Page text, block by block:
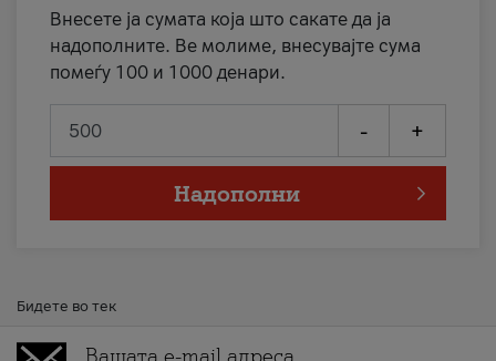
Внесете ја сумата која што сакате да ја
надополните. Ве молиме, внесувајте сума
помеѓу 100 и 1000 денари.
- +
Надополни
Бидете во тек